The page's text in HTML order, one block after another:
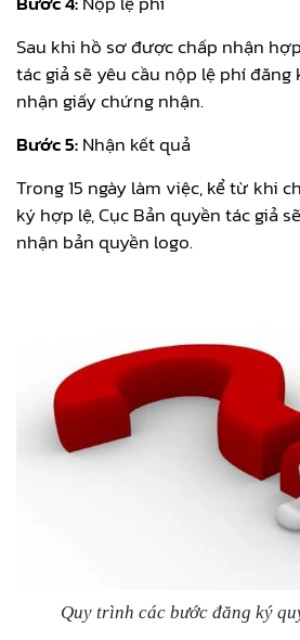
Sau khi hồ sơ được chấp nhận
tác giả sẽ yêu cầu nộp lệ phí
nhận giấy chứng nhận.
Bước 5:Nhận kết quả
Trong 15 ngày làm việc, kể từ khi
ký hợp lệ, Cục Bản quyền tác giả
nhận bản quyền logo.
Quy trình các bước đăng ký